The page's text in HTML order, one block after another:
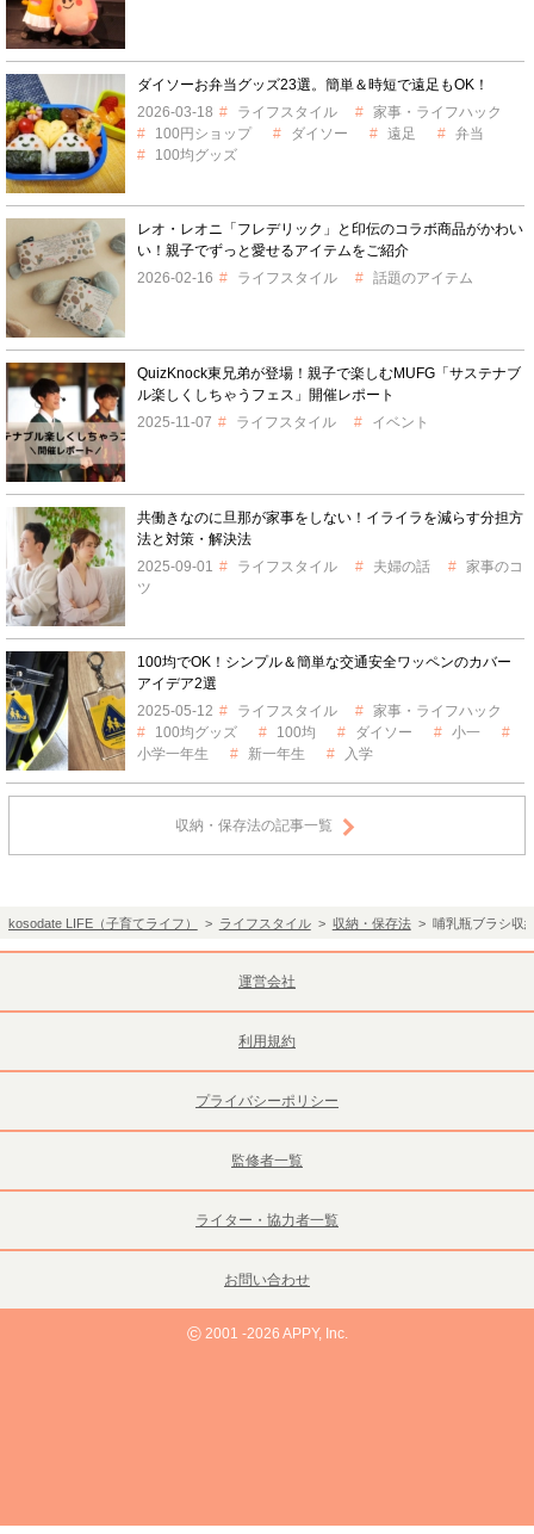
ダイソーお弁当グッズ23選。簡単＆時短で遠足もOK！
2026-03-18
ライフスタイル
家事・ライフハック
100円ショップ
ダイソー 遠足
弁当
100均グッズ
レオ・レオニ「フレデリック」と印伝のコラボ商品がかわい
い！親子でずっと愛せるアイテムをご紹介
2026-02-16
ライフスタイル 話題のアイテム
QuizKnock東兄弟が登場！親子で楽しむMUFG「サステナブ
ル楽しくしちゃうフェス」開催レポート
2025-11-07
ライフスタイル イベント
共働きなのに旦那が家事をしない！イライラを減らす分担方
法と対策・解決法
2025-09-01
ライフスタイル 夫婦の話
家事のコ
ツ
100均でOK！シンプル＆簡単な交通安全ワッペンのカバー
アイデア2選
2025-05-12
ライフスタイル
家事・ライフハック
100均グッズ
100均 ダイソー
小一
小学一年生
新一年生 入学
収納・保存法の記事一覧
kosodate LIFE（子育てライフ） > ライフスタイル> 収納・保存法> 哺乳瓶ブラシ収
運営会社
利用規約
プライバシーポリシー
監修者一覧
ライター・協力者一覧
お問い合わせ
©2001 -2026 APPY, Inc.